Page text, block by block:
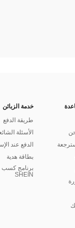
خدمة الزبائن
طريقة الدفع
الأسئلة
الدفع عند
بطاقة هدية
برنامج كسب
SHEIN